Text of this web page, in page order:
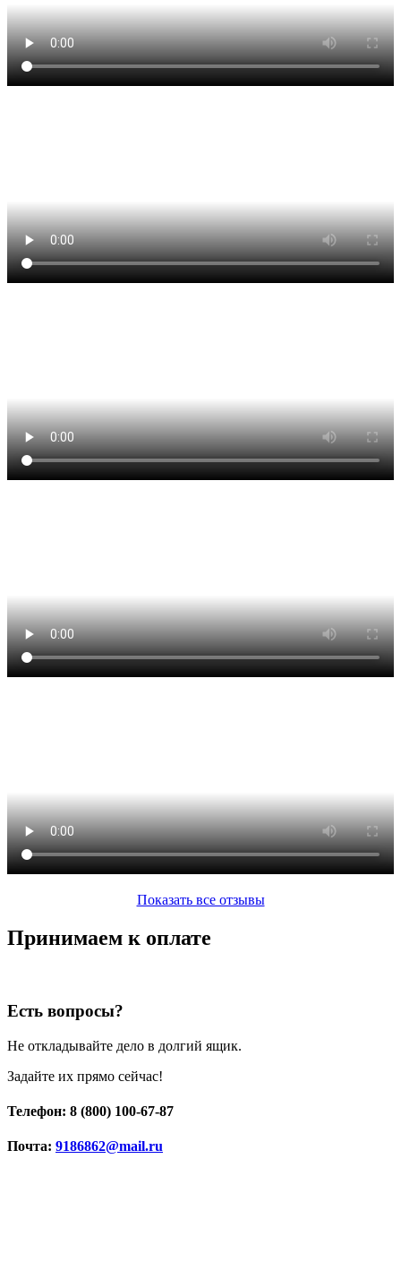
Показать все отзывы
Принимаем к оплате
Есть вопросы?
Не откладывайте дело в долгий ящик.
Задайте их прямо сейчас!
Телефон: 8 (800) 100-67-87
Почта: 9186862@mail.ru